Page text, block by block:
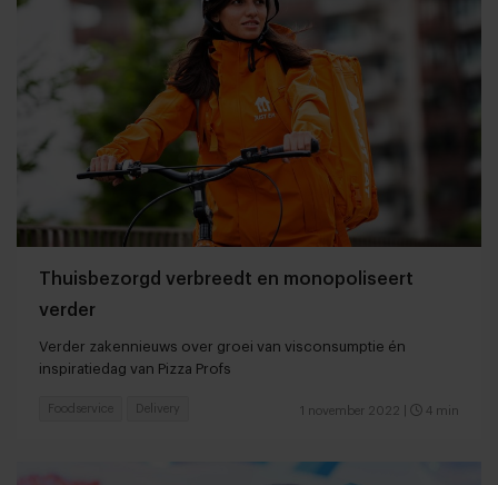
Thuisbezorgd verbreedt en monopoliseert
verder
Verder zakennieuws over groei van visconsumptie én
inspiratiedag van Pizza Profs
1 november 2022 4 min
Foodservice Delivery